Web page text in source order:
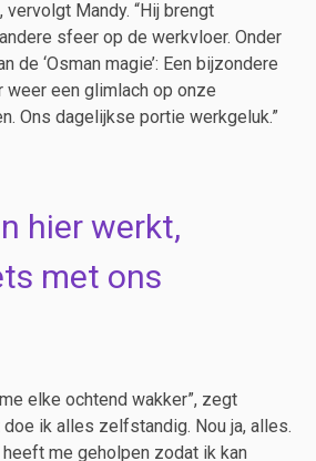
Mandy. “Hij brengt
sfeer op de werkvloer. Onder
de ‘Osman magie’: Een bijzondere
een glimlach op onze
Ons dagelijkse portie werkgeluk.”
hier werkt,
met ons
elke ochtend wakker”, zegt
ik alles zelfstandig. Nou ja, alles.
me geholpen zodat ik kan